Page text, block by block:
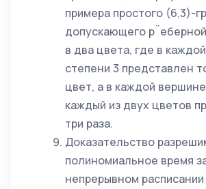
примера простого (6,3)-
допускающего
в два цвета, где в
степени 3 представлен
цвет, а в каждой
каждый из двух цветов
три раза.
Доказательство
полиномиальное время
непрерывном